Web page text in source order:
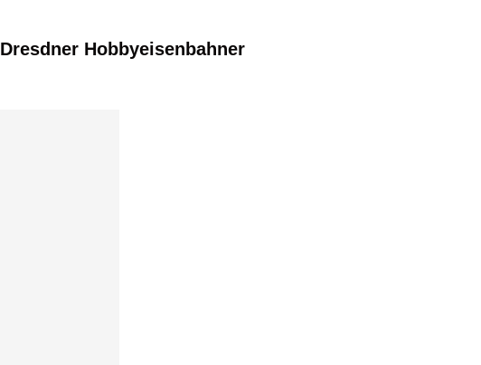
Dresdner Hobbyeisenbahner